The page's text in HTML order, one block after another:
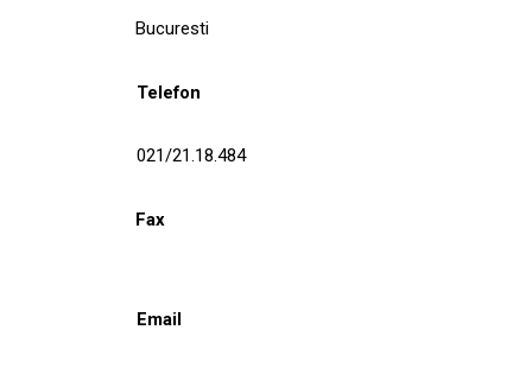
Bucuresti
Telefon
021/21.18.484
Fax
Email